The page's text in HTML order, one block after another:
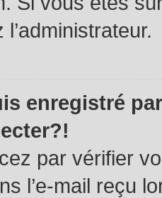
enregistré
par vérifier
l’e-mail reçu